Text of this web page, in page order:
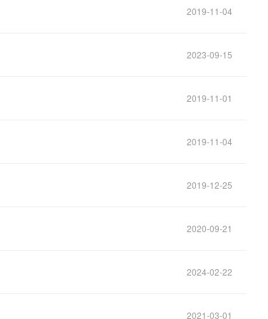
2019-11-04
2023-09-15
2019-11-01
2019-11-04
2019-12-25
2020-09-21
2024-02-22
2021-03-01